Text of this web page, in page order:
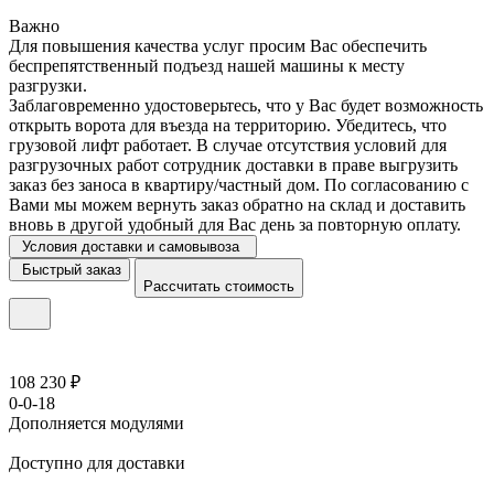
Важно
Для повышения качества услуг просим Вас обеспечить
беспрепятственный подъезд нашей машины к месту
разгрузки.
Заблаговременно удостоверьтесь, что у Вас будет возможность
открыть ворота для въезда на территорию. Убедитесь, что
грузовой лифт работает. В случае отсутствия условий для
разгрузочных работ сотрудник доставки в праве выгрузить
заказ без заноса в квартиру/частный дом. По согласованию с
Вами мы можем вернуть заказ обратно на склад и доставить
вновь в другой удобный для Вас день за повторную оплату.
Условия доставки и самовывоза
Быстрый заказ
Рассчитать стоимость
108 230 ₽
0-0-18
Дополняется модулями
Доступно для доставки